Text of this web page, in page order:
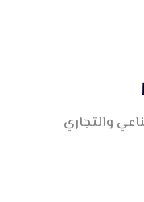
والتجاري